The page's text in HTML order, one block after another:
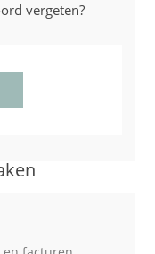
vergeten?